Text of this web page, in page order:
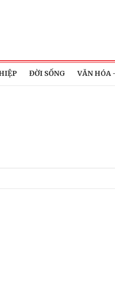
ĐỜI SỐNG VĂN HÓA